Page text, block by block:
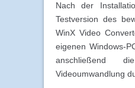
Nach der
Testversion des
WinX Video
eigenen Windows-
anschließend
Videoumwandlung